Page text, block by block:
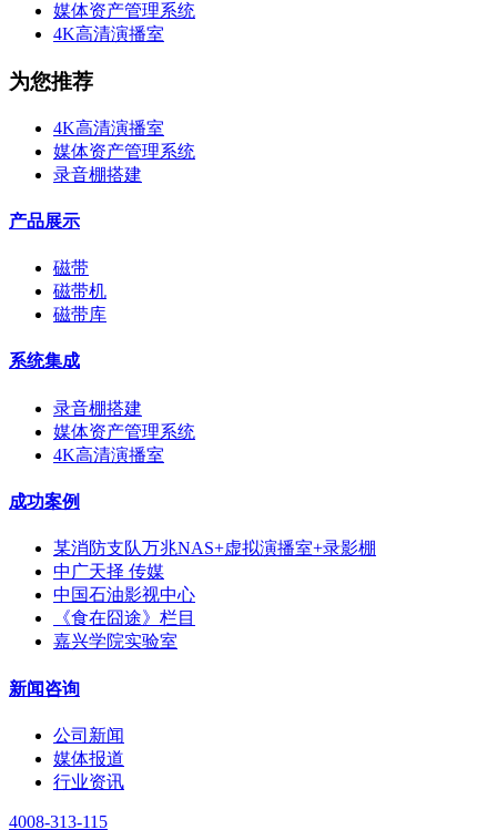
媒体资产管理系统
4K高清演播室
为您推荐
4K高清演播室
媒体资产管理系统
录音棚搭建
产品展示
磁带
磁带机
磁带库
系统集成
录音棚搭建
媒体资产管理系统
4K高清演播室
成功案例
某消防支队万兆NAS+虚拟演播室+录影棚
中广天择 传媒
中国石油影视中心
《食在囧途》栏目
嘉兴学院实验室
新闻咨询
公司新闻
媒体报道
行业资讯
4008-313-115